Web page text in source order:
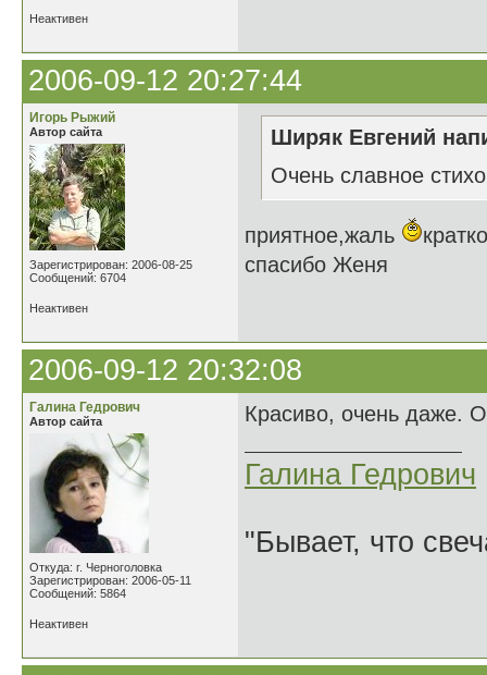
Неактивен
2006-09-12 20:27:44
Игорь Рыжий
Автор сайта
Зарегистрирован: 2006-08-25
Сообщений: 6704
Ширяк Евгений
Очень славное
приятное,жаль
спасибо Женя
Неактивен
2006-09-12 20:32:08
Галина Гедрович
Автор сайта
Откуда: г. Черноголовка
Зарегистрирован: 2006-05-11
Сообщений: 5864
Красиво, очень даже.
Галина Гедрович
"Бывает, что
Неактивен